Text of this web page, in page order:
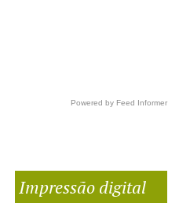
Powered by Feed Informer
Impressão digital